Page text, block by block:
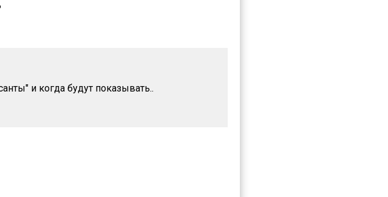
и когда будут показывать..